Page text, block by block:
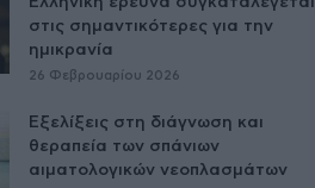
στις σημαντικότερες για την
ημικρανία
26 Φεβρουαρίου 2026
Εξελίξεις στη διάγνωση και
θεραπεία των σπάνιων
αιματολογικών νεοπλασμάτων